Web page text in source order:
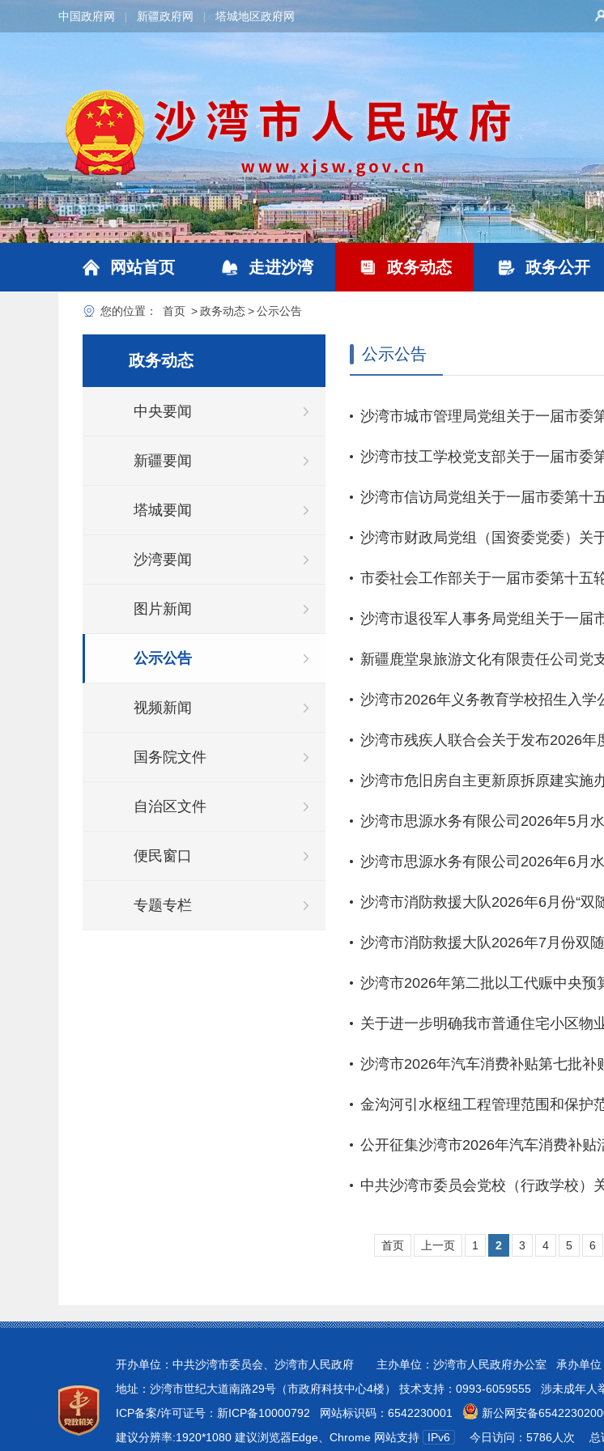
中国政府网 新疆政府网 塔城地区政府网
网站首页 走进沙湾 政务动态 政务公开
您的位置： 首页 >政务动态>公示公告
政务动态
中央要闻
新疆要闻
塔城要闻
沙湾要闻
图片新闻
公示公告
视频新闻
国务院文件
自治区文件
便民窗口
专题专栏
公示公告
沙湾市城市管理局党组关于一届市委
沙湾市技工学校党支部关于一届市委
沙湾市信访局党组关于一届市委第十
沙湾市财政局党组（国资委党委）关
市委社会工作部关于一届市委第十五
沙湾市退役军人事务局党组关于一届
新疆鹿堂泉旅游文化有限责任公司党
报
沙湾市2026年义务教育学校招生入学
沙湾市残疾人联合会关于发布2026
沙湾市危旧房自主更新原拆原建实施
沙湾市思源水务有限公司2026年5月
沙湾市思源水务有限公司2026年6月
沙湾市消防救援大队2026年6月份“双
沙湾市消防救援大队2026年7月份双
沙湾市2026年第二批以工代赈中央预
关于进一步明确我市普通住宅小区物
沙湾市2026年汽车消费补贴第七批补
金沟河引水枢纽工程管理范围和保护
公开征集沙湾市2026年汽车消费补
中共沙湾市委员会党校（行政学校）
首页 上一页 1 2 3 4 5 6
开办单位：中共沙湾市委员会、沙湾市人民政府 主办单位：沙湾市人民政府办公室 承办单位
地址：沙湾市世纪大道南路29号（市政府科技中心4楼） 技术支持：0993-6059555 涉未成年人
ICP备案/许可证号：新ICP备10000792 网站标识码：6542230001
新公网安备
建议分辨率:1920*1080 建议浏览器Edge、Chrome 网站支持
IPv6 今日访问：5786人次 总